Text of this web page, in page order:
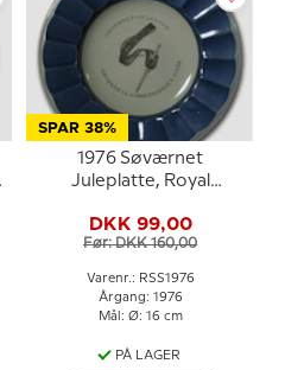
SPAR 38%
1976 Søværnet
Juleplatte, Royal
DKK 99,00
Før: DKK 160,00
Varenr.: RSS1976
Årgang: 1976
Mål: Ø: 16 cm
PÅ LAGER